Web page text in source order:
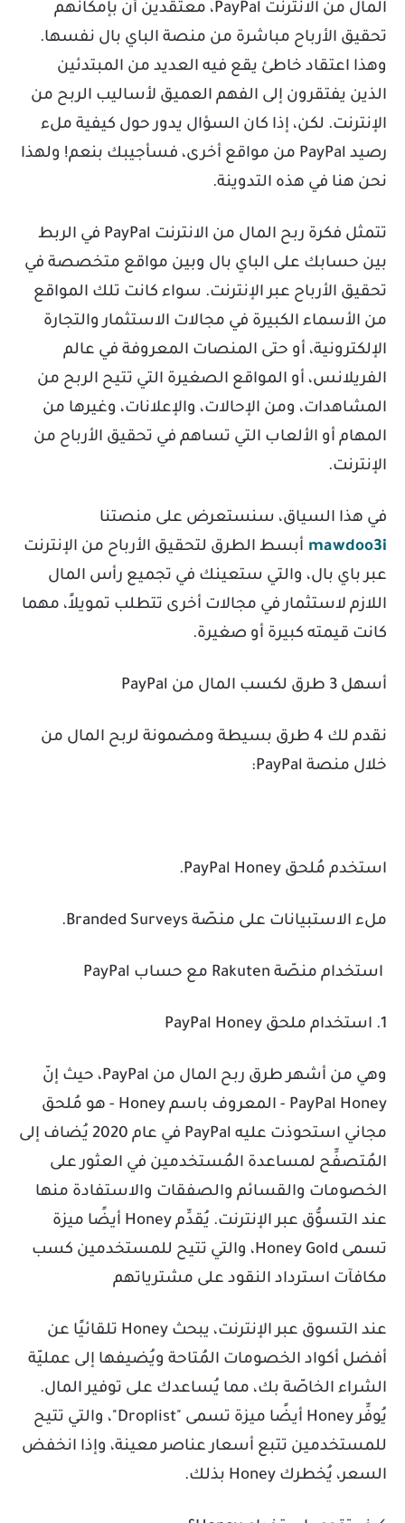
المال من الانترنت PayPal، معتقدين أن بإمكانهم
تحقيق الأرباح مباشرة من منصة الباي بال نفسها.
وهذا اعتقاد خاطئ يقع فيه العديد من المبتدئين
الذين يفتقرون إلى الفهم العميق لأساليب الربح من
الإنترنت. لكن، إذا كان السؤال يدور حول كيفية ملء
رصيد PayPal من مواقع أخرى، فسأجيبك بنعم! ولهذا
نحن هنا في هذه التدوينة.
تتمثل فكرة ربح المال من الانترنت PayPal في الربط
بين حسابك على الباي بال وبين مواقع متخصصة في
تحقيق الأرباح عبر الإنترنت. سواء كانت تلك المواقع
من الأسماء الكبيرة في مجالات الاستثمار والتجارة
الإلكترونية، أو حتى المنصات المعروفة في عالم
الفريلانس، أو المواقع الصغيرة التي تتيح الربح من
المشاهدات، ومن الإحالات، والإعلانات، وغيرها من
المهام أو الألعاب التي تساهم في تحقيق الأرباح من
الإنترنت.
في هذا السياق، سنستعرض على منصتنا
mawdoo3i أبسط الطرق لتحقيق الأرباح من الإنترنت
عبر باي بال، والتي ستعينك في تجميع رأس المال
اللازم لاستثمار في مجالات أخرى تتطلب تمويلاً، مهما
كانت قيمته كبيرة أو صغيرة.
أسهل 3 طرق لكسب المال من PayPal
نقدم لك 4 طرق بسيطة ومضمونة لربح المال من
خلال منصة PayPal:
استخدم مُلحق PayPal Honey.
ملء الاستبيانات على منصّة Branded Surveys.
استخدام منصّة Rakuten مع حساب PayPal
1. استخدام ملحق PayPal Honey
وهي من أشهر طرق ربح المال من PayPal، حيث إنّ
PayPal Honey - المعروف باسم Honey - هو مُلحق
مجاني استحوذت عليه PayPal في عام 2020 يُضاف إلى
المُتصفِّح لمساعدة المُستخدمين في العثور على
الخصومات والقسائم والصفقات والاستفادة منها
عند التسوُّق عبر الإنترنت. يُقدِّم Honey أيضًا ميزة
تسمى Honey Gold، والتي تتيح للمستخدمين كسب
مكافآت استرداد النقود على مشترياتهم
عند التسوق عبر الإنترنت، يبحث Honey تلقائيًا عن
أفضل أكواد الخصومات المُتاحة ويُضيفها إلى عمليّة
الشراء الخاصّة بك، مما يُساعدك على توفير المال.
يُوفِّر Honey أيضًا ميزة تسمى "Droplist"، والتي تتيح
للمستخدمين تتبع أسعار عناصر معينة، وإذا انخفض
السعر، يُخطرك Honey بذلك.